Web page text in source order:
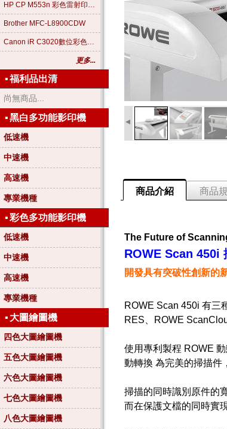
HP CP M553n 彩色雷射印表機
Brother MFC-L8900CDW
Canon iR C3020數位彩色影印機
更多...
▪福利品出清
尚無商品...
▪黑白多功能影印機
低速機
中速機
高速機
專業機種
▪彩色多功能影印機
低速機
中速機
高速機
專業機種
▪ 大圖繪圖機
四色大圖繪圖機
五色大圖繪圖機
六色大圖繪圖機
七色大圖繪圖機
八色大圖繪圖機
◂
商品介紹 商品
The Future of
ROWE Scan 450i
開發具有突破性創新的
ROWE Scan 450i 有三
RES、ROWE
使用專利製程 ROWE
動轉換 為完美的掃描件
掃描的同時識別原件的
而在保護文檔的同時實